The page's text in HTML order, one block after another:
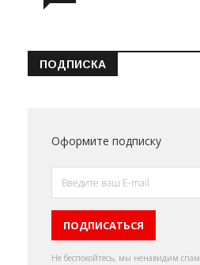
ПОДПИСКА
Оформите подписку
Не беспокойтесь, мы ненавидим спам